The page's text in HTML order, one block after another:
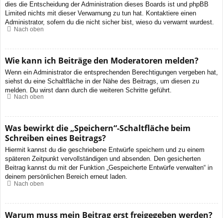
dies die Entscheidung der Administration dieses Boards ist und phpBB
Limited nichts mit dieser Verwarnung zu tun hat. Kontaktiere einen
Administrator, sofern du die nicht sicher bist, wieso du verwarnt wurdest.
Nach oben
Wie kann ich Beiträge den Moderatoren melden?
Wenn ein Administrator die entsprechenden Berechtigungen vergeben hat,
siehst du eine Schaltfläche in der Nähe des Beitrags, um diesen zu
melden. Du wirst dann durch die weiteren Schritte geführt.
Nach oben
Was bewirkt die „Speichern“-Schaltfläche beim
Schreiben eines Beitrags?
Hiermit kannst du die geschriebene Entwürfe speichern und zu einem
späteren Zeitpunkt vervollständigen und absenden. Den gesicherten
Beitrag kannst du mit der Funktion „Gespeicherte Entwürfe verwalten“ in
deinem persönlichen Bereich erneut laden.
Nach oben
Warum muss mein Beitrag erst freigegeben werden?